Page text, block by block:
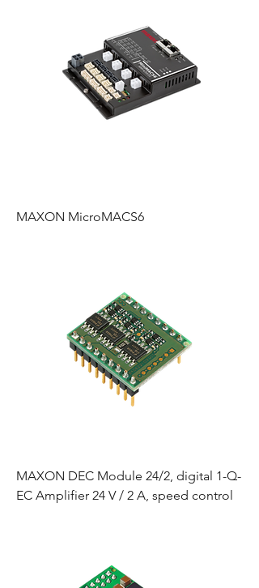
MAXON MicroMACS6
MAXON DEC Module 24/2, digital 1-Q-
EC Amplifier 24 V / 2 A, speed control